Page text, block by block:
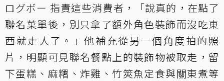
ログボー 指責這些消費者，「說真的，在點了
聯名菜單後，別只拿了額外角色裝飾而沒吃東
西就走人了。」他補充從另一個角度拍的照
片，明顯可見聯名餐點上的裝飾物被取走，留
下蛋糕、麻糬、炸雞、竹筴魚定食與關東煮等